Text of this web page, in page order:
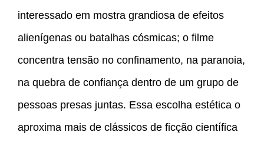
interessado em mostra grandiosa de efeitos
alienígenas ou batalhas cósmicas; o filme
concentra tensão no confinamento, na paranoia,
na quebra de confiança dentro de um grupo de
pessoas presas juntas. Essa escolha estética o
aproxima mais de clássicos de ficção científica